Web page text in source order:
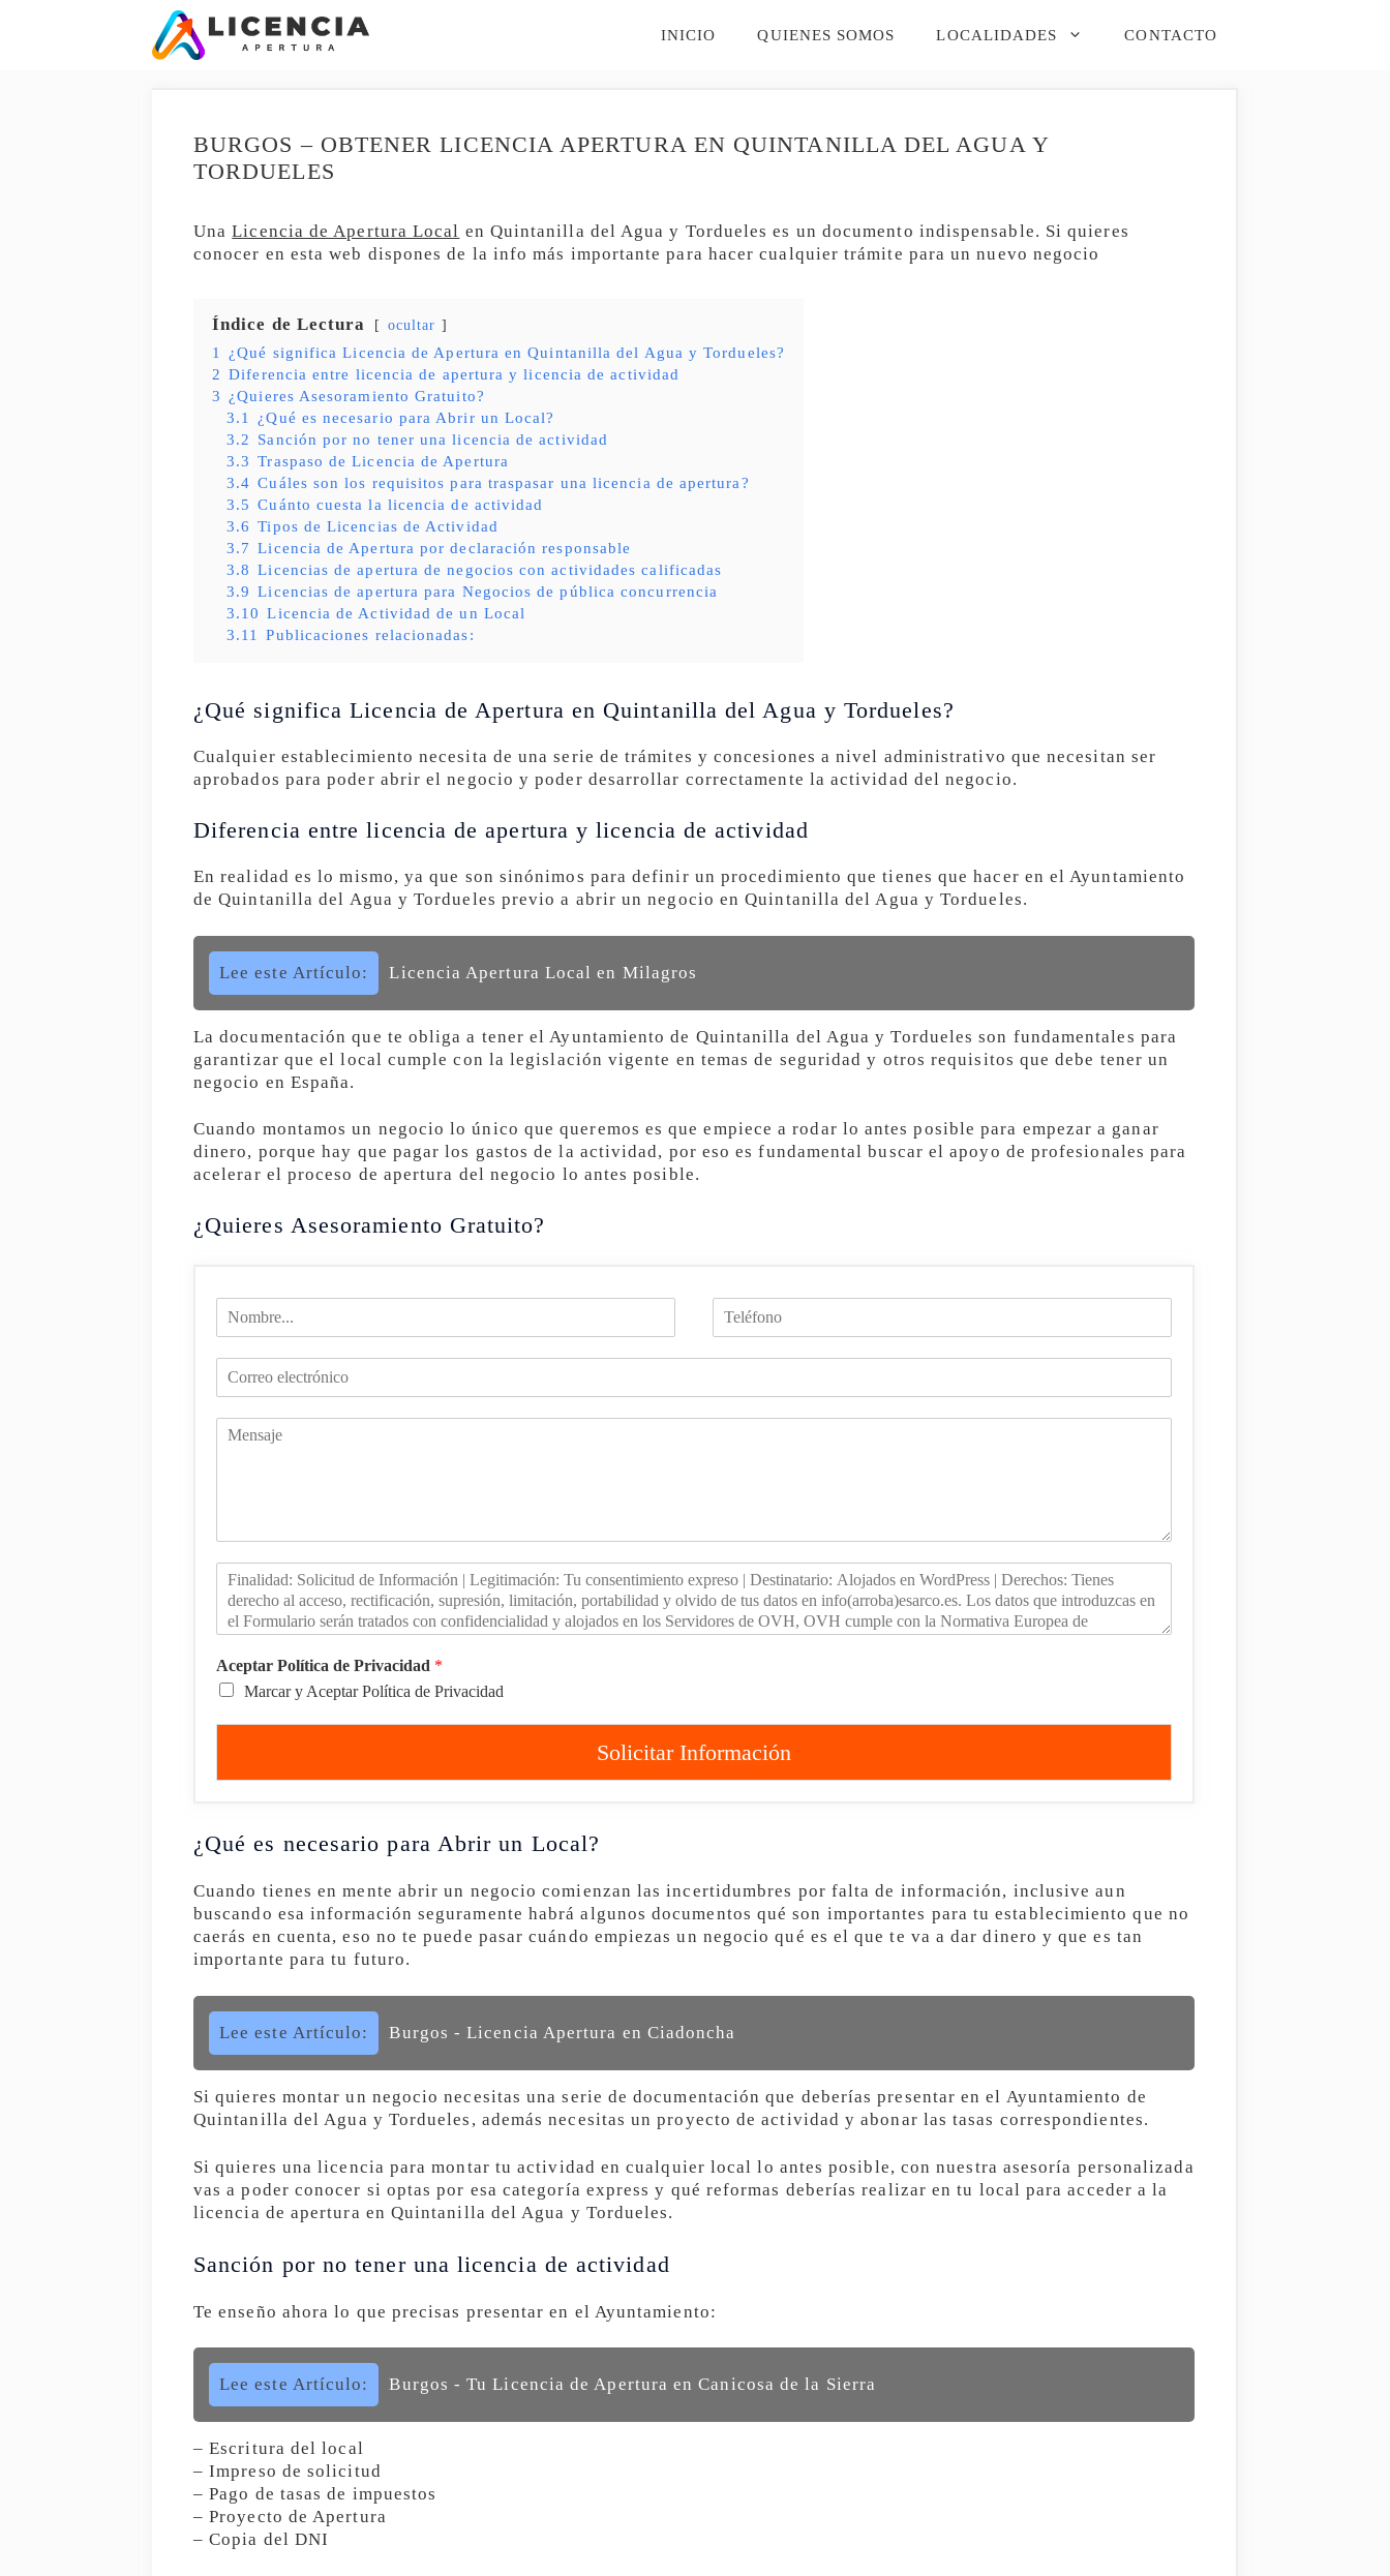
INICIO QUIENES SOMOS LOCALIDADES CONTACTO
BURGOS – OBTENER LICENCIA APERTURA EN QUINTANILLA DEL AGUA Y
TORDUELES
UnaLicencia de Apertura Local en Quintanilla del Agua y Tordueles es un documento indispensable. Si quieres
conocer en esta web dispones de la info más importante para hacer cualquier trámite para un nuevo negocio
Índice de Lectura ocultar
1
¿Qué significa Licencia de Apertura en Quintanilla del Agua y Tordueles?
2 Diferencia entre licencia de apertura y licencia de actividad
3 ¿Quieres Asesoramiento Gratuito?
3.1
¿Qué es necesario para Abrir un Local?
3.2 Sanción por no tener una licencia de actividad
3.3 Traspaso de Licencia de Apertura
3.4 Cuáles son los requisitos para traspasar una licencia de apertura?
3.5 Cuánto cuesta la licencia de actividad
3.6 Tipos de Licencias de Actividad
3.7 Licencia de Apertura por declaración responsable
3.8 Licencias de apertura de negocios con actividades calificadas
3.9 Licencias de apertura para Negocios de pública concurrencia
3.10 Licencia de Actividad de un Local
3.11
Publicaciones relacionadas:
¿Qué significa Licencia de Apertura en Quintanilla del Agua y Tordueles?
Cualquier establecimiento necesita de una serie de trámites y concesiones a nivel administrativo que necesitan ser
aprobados para poder abrir el negocio y poder desarrollar correctamente la actividad del negocio.
Diferencia entre licencia de apertura y licencia de actividad
En realidad es lo mismo, ya que son sinónimos para definir un procedimiento que tienes que hacer en el Ayuntamiento
de Quintanilla del Agua y Tordueles previo a abrir un negocio en Quintanilla del Agua y Tordueles.
Lee este Artículo: Licencia Apertura Local en Milagros
La documentación que te obliga a tener el Ayuntamiento de Quintanilla del Agua y Tordueles son fundamentales para
garantizar que el local cumple con la legislación vigente en temas de seguridad y otros requisitos que debe tener un
negocio en España.
Cuando montamos un negocio lo único que queremos es que empiece a rodar lo antes posible para empezar a ganar
dinero, porque hay que pagar los gastos de la actividad, por eso es fundamental buscar el apoyo de profesionales para
acelerar el proceso de apertura del negocio lo antes posible.
¿Quieres Asesoramiento Gratuito?
Aceptar Política de Privacidad *
Marcar y Aceptar Política de Privacidad
Solicitar Información
¿Qué es necesario para Abrir un Local?
Cuando tienes en mente abrir un negocio comienzan las incertidumbres por falta de información, inclusive aun
buscando esa información seguramente habrá algunos documentos qué son importantes para tu establecimiento que no
caerás en cuenta, eso no te puede pasar cuándo empiezas un negocio qué es el que te va a dar dinero y que es tan
importante para tu futuro.
Lee este Artículo: Burgos - Licencia Apertura en Ciadoncha
Si quieres montar un negocio necesitas una serie de documentación que deberías presentar en el Ayuntamiento de
Quintanilla del Agua y Tordueles, además necesitas un proyecto de actividad y abonar las tasas correspondientes.
Si quieres una licencia para montar tu actividad en cualquier local lo antes posible, con nuestra asesoría personalizada
vas a poder conocer si optas por esa categoría express y qué reformas deberías realizar en tu local para acceder a la
licencia de apertura en Quintanilla del Agua y Tordueles.
Sanción por no tener una licencia de actividad
Te enseño ahora lo que precisas presentar en el Ayuntamiento:
Lee este Artículo: Burgos - Tu Licencia de Apertura en Canicosa de la Sierra
– Escritura del local
– Impreso de solicitud
– Pago de tasas de impuestos
– Proyecto de Apertura
– Copia del DNI